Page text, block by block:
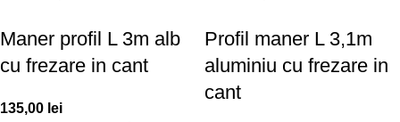
Maner profil L 3m alb
cu frezare in cant
135,00 lei
Profil maner L 3,1m
aluminiu cu frezare in
cant